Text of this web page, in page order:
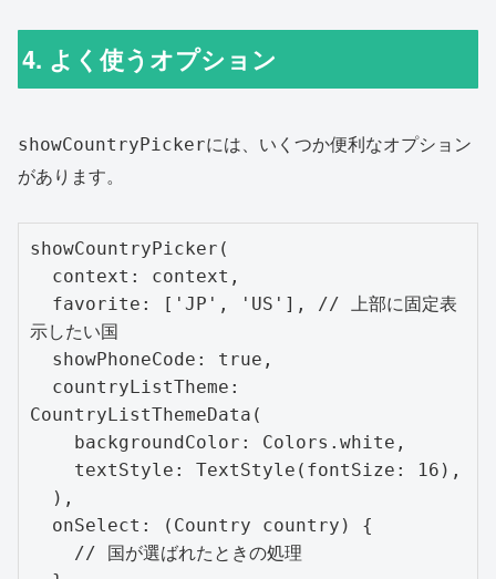
4. よく使うオプション
showCountryPickerには、いくつか便利なオプション
があります。
showCountryPicker(
示したい国
CountryListThemeData(